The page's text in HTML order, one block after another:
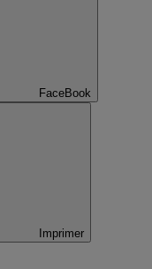
FaceBook
Imprimer